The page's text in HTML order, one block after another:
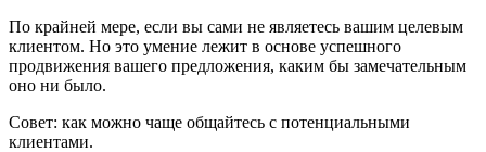
По крайней мере, если вы сами не являетесь вашим целевым
клиентом. Но это умение лежит в основе успешного
продвижения вашего предложения, каким бы замечательным
оно ни было.
Совет: как можно чаще общайтесь с потенциальными
клиентами.